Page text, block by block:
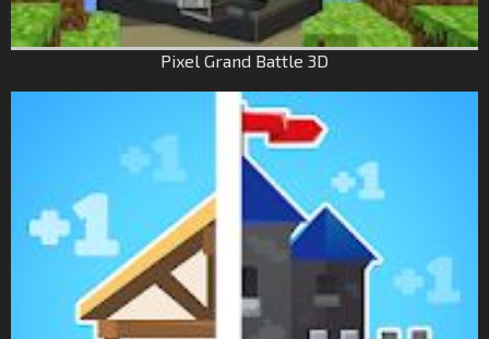
Pixel Grand Battle 3D